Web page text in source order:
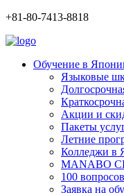
+81-80-7413-8818
Обучение в
Языковые
Акции и
Пакеты
Летние
Колледжи в
MANABO
100
Заявка на